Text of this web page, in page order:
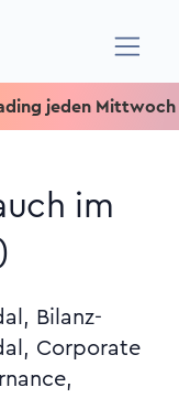
Mittwoch um
im